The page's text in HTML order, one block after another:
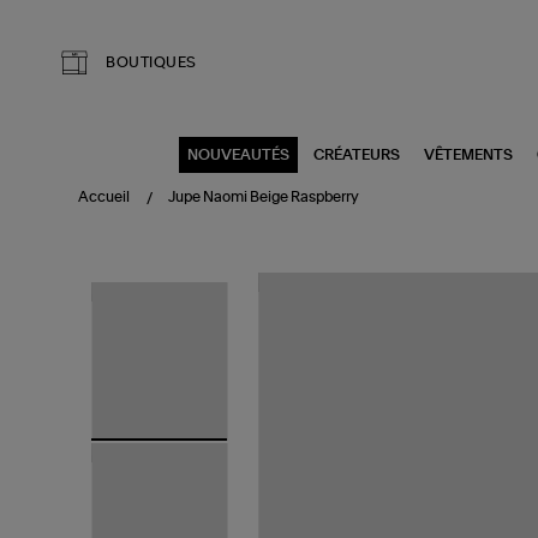
BOUTIQUES
NOUVEAUTÉS CRÉATEURS VÊTEMENTS
Accueil Jupe Naomi Beige Raspberry